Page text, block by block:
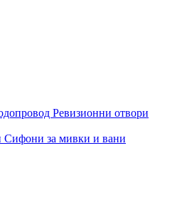
Ревизионни отвори
Сифони за мивки и вани